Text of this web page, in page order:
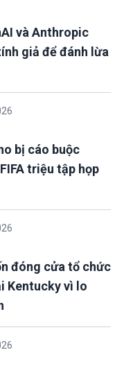
và Anthropic
giả để đánh lừa
bị cáo buộc
triệu tập họp
đóng cửa tổ chức
Kentucky vì lo